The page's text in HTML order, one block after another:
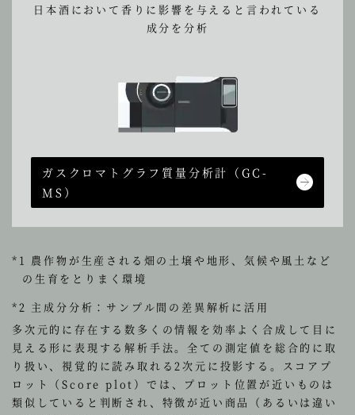
日本酒において香りに影響を与えると言われている
成分を分析
ガスクロマトグラフ質量分析計 （GC-
MS）
*1 農作物が生産される畑の土壌や地形、気候や風土など
の生育をとりまく環境
*2 主成分分析：サンプル間の差異解析に活用
多次元的に存在する数多くの情報を効率よく合成して目に
見える形に表現する解析手法。全ての測定値を総合的に取
り扱い、視覚的に読み取れる2次元に投影する。スコアプ
ロット（Score plot）では、プロット位置が近いものは
類似していると判断され、特徴が近い商品（あるいは違い